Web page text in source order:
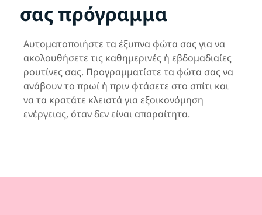
σας πρόγραμμα
Αυτοματοποιήστε τα έξυπνα φώτα σας για να
ακολουθήσετε τις καθημερινές ή εβδομαδιαίες
ρουτίνες σας. Προγραμματίστε τα φώτα σας να
ανάβουν το πρωί ή πριν φτάσετε στο σπίτι και
να τα κρατάτε κλειστά για εξοικονόμηση
ενέργειας, όταν δεν είναι απαραίτητα.